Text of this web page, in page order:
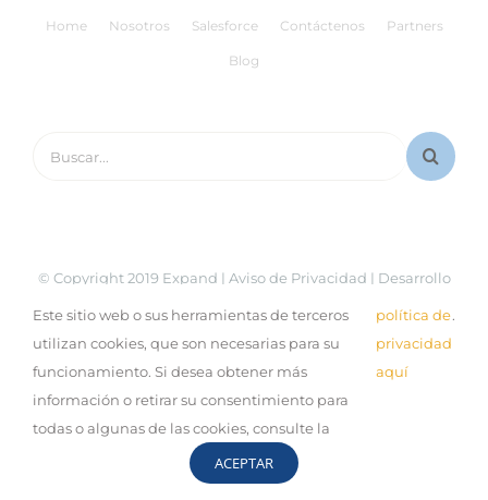
Home Nosotros Salesforce Contáctenos Partners
Blog
Buscar:
© Copyright 2019 Expand | Aviso de Privacidad | Desarrollo
Sinestesia
LinkedInFacebookYouTubeCorreo
electrónico
Este sitio web o sus herramientas de terceros
utilizan cookies, que son necesarias para su
funcionamiento. Si desea obtener más
información o retirar su consentimiento para
todas o algunas de las cookies, consulte la
política de
privacidad
aquí
.
ACEPTAR